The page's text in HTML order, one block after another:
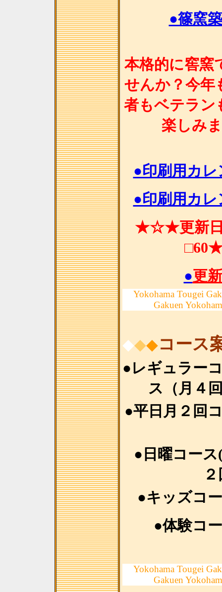
●篠窯
本格的に窖窯
せんか？今年
者もベテラン
楽しみ
●印刷用カ
●印刷用カ
★☆★更新日
●更
Yokohama Tougei
Gakuen
◆◆◆コース
●レギュラー
ス（月４
●平日月２回
●日曜コース
●キッズコ
●体験コ
Yokohama Tougei
Gakuen